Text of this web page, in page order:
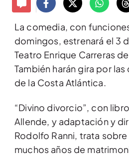
La comedia, con
domingos, estrenará el 3
Teatro Enrique Carreras de
También harán gira por
de la Costa Atlántica.
“Divino divorcio”, con
Allende, y adaptación y
Rodolfo Ranni, trata
muchos años de